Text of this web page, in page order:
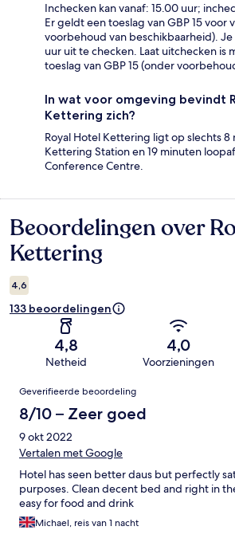
Inchecken kan vanaf: 15.00 uur;
Er geldt een toeslag van GBP 15
voorbehoud van beschikbaarheid).
uur uit te checken. Laat uitchecken is
toeslag van GBP 15 (onder
In wat voor omgeving bevindt
Kettering zich?
Royal Hotel Kettering ligt op slechts
Kettering Station en 19 minuten
Conference Centre.
Beoordelingen
Beoordelingen over
Kettering
4,6
133 beoordelingen
4,8
Netheid
4,0
Voorzieningen
Beoordelingen
Geverifieerde beoordeling
8/10 – Zeer goed
9 okt 2022
Vertalen met Google
Hotel has seen better daus but perfectly
purposes. Clean decent bed and right in
easy for food and drink
Michael, reis van 1 nacht